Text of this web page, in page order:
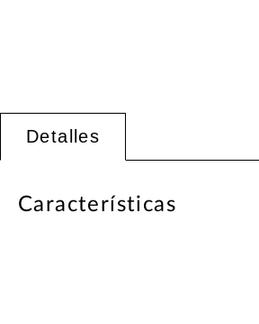
Detalles
Características